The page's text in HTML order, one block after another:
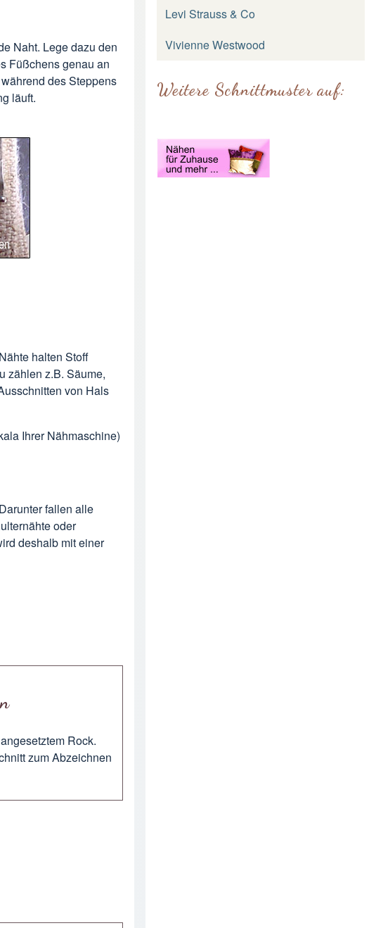
Naht. Lege dazu den
Füßchens genau an
des Steppens
läuft.
halten Stoff
zählen z.B. Säume,
von Hals
Ihrer Nähmaschine)
fallen alle
oder
deshalb mit einer
Rock.
zumAbzeichnen
Levi Strauss & Co
Vivienne Westwood
Weitere Schnittmuster auf: